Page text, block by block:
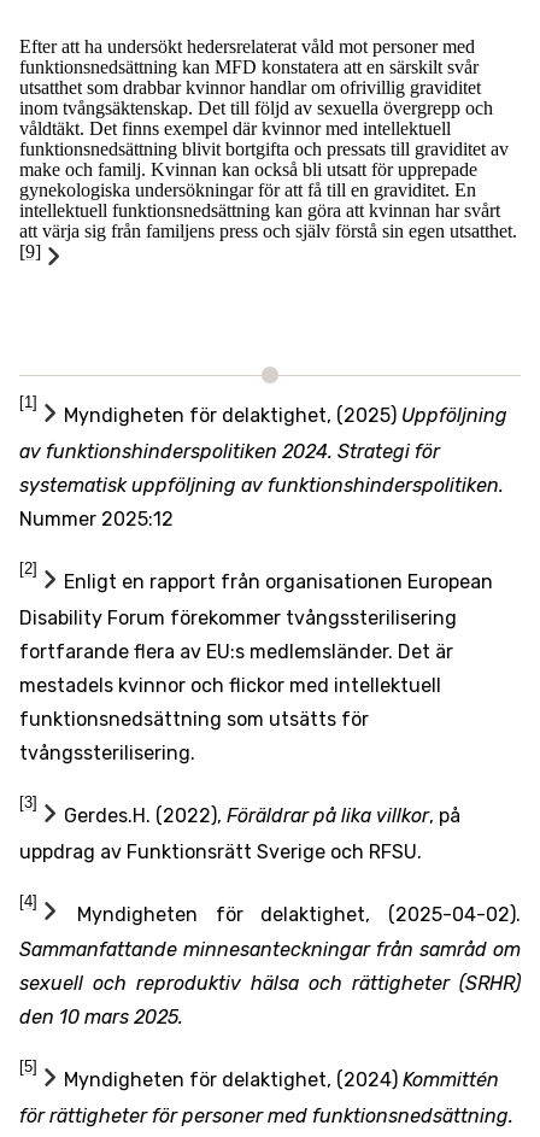
Efter att ha undersökt hedersrelaterat våld mot personer med
funktionsnedsättning kan MFD konstatera att en särskilt svår
utsatthet som drabbar kvinnor handlar om ofrivillig graviditet
inom tvångsäktenskap. Det till följd av sexuella övergrepp och
våldtäkt. Det finns exempel där kvinnor med intellektuell
funktionsnedsättning blivit bortgifta och pressats till graviditet av
make och familj. Kvinnan kan också bli utsatt för upprepade
gynekologiska undersökningar för att få till en graviditet. En
intellektuell funktionsnedsättning kan göra att kvinnan har svårt
att värja sig från familjens press och själv förstå sin egen utsatthet.
[9]
[1]
Myndigheten för delaktighet, (2025) Uppföljning
av funktionshinderspolitiken 2024. Strategi för
systematisk uppföljning av funktionshinderspolitiken.
Nummer 2025:12
[2]
Enligt en rapport från organisationen European
Disability Forum förekommer tvångssterilisering
fortfarande flera av EU:s medlemsländer. Det är
mestadels kvinnor och flickor med intellektuell
funktionsnedsättning som utsätts för
tvångssterilisering.
[3]
Gerdes.H. (2022), Föräldrar på lika villkor, på
uppdrag av Funktionsrätt Sverige och RFSU.
[4]
Myndigheten för delaktighet, (2025-04-02).
Sammanfattande minnesanteckningar från samråd om
sexuell och reproduktiv hälsa och rättigheter (SRHR)
den 10 mars 2025.
[5]
Myndigheten för delaktighet, (2024) Kommittén
för rättigheter för personer med funktionsnedsättning.